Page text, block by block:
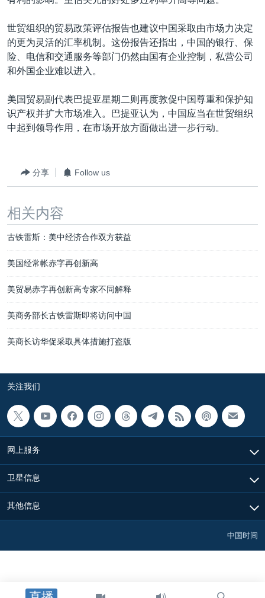
世贸组织的贸易政策评估报告也建议中国采取由市场力决定
的更为灵活的汇率机制。这份报告还指出，中国的银行、保
险、电信和交通服务等部门仍然由国有企业控制，私营公司
和外国企业难以进入。
美国贸易副代表巴提亚星期二则再度敦促中国尊重和保护知
识产权并扩大市场准入。巴提亚认为，中国应当在世贸组织
中起到领导作用，在市场开放方面做出进一步行动。
分享 Follow us
相关内容
古铁雷斯：美中经济合作双方获益
美国经常帐赤字再创新高
美贸易赤字再创新高专家不同解释
美商务部长古铁雷斯即将访问中国
美商长访华促采取具体措施打盗版
关注我们
网上服务
卫星信息
其他信息
中国时间